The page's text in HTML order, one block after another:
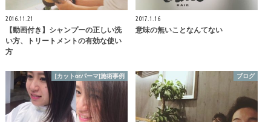
2016.11.21
【動画付き】シャンプーの正しい洗
い方、トリートメントの有効な使い
方
2017.1.16
意味の無いことなんてない
[カットorパーマ]施術事例 ブログ